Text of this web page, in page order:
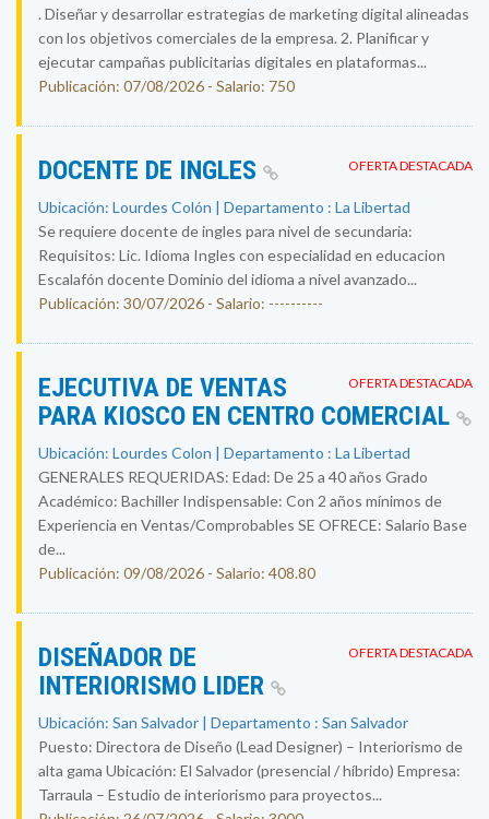
. Diseñar y desarrollar estrategias de marketing digital alineadas
con los objetivos comerciales de la empresa. 2. Planificar y
ejecutar campañas publicitarias digitales en plataformas...
Publicación: 07/08/2026 - Salario: 750
OFERTA DESTACADA
DOCENTE DE INGLES
Ubicación: Lourdes Colón | Departamento : La Libertad
Se requiere docente de ingles para nivel de secundaria:
Requisitos: Lic. Idioma Ingles con especialidad en educacion
Escalafón docente Dominio del idioma a nivel avanzado...
Publicación: 30/07/2026 - Salario: ----------
OFERTA DESTACADA
EJECUTIVA DE VENTAS
PARA KIOSCO EN CENTRO COMERCIAL
Ubicación: Lourdes Colon | Departamento : La Libertad
GENERALES REQUERIDAS: Edad: De 25 a 40 años Grado
Académico: Bachiller Indispensable: Con 2 años mínimos de
Experiencia en Ventas/Comprobables SE OFRECE: Salario Base
de...
Publicación: 09/08/2026 - Salario: 408.80
OFERTA DESTACADA
DISEÑADOR DE
INTERIORISMO LIDER
Ubicación: San Salvador | Departamento : San Salvador
Puesto: Directora de Diseño (Lead Designer) – Interiorismo de
alta gama Ubicación: El Salvador (presencial / híbrido) Empresa:
Tarraula – Estudio de interiorismo para proyectos...